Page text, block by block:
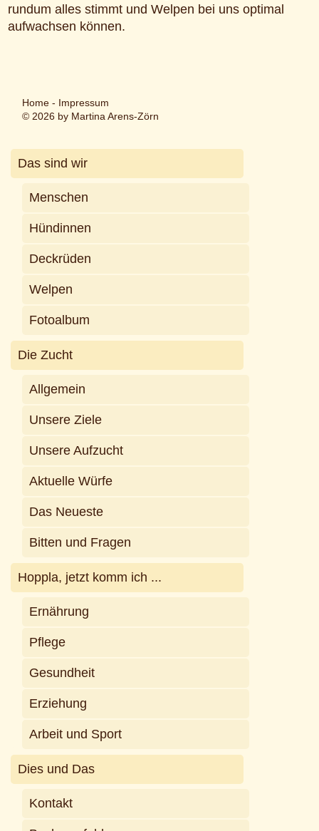
rundum alles stimmt und Welpen bei uns optimal
aufwachsen können.
Home- Impressum
© 2026 by Martina Arens-Zörn
Das sind wir
Menschen
Hündinnen
Deckrüden
Welpen
Fotoalbum
Die Zucht
Allgemein
Unsere Ziele
Unsere Aufzucht
Aktuelle Würfe
Das Neueste
Bitten und Fragen
Hoppla, jetzt komm ich ...
Ernährung
Pflege
Gesundheit
Erziehung
Arbeit und Sport
Dies und Das
Kontakt